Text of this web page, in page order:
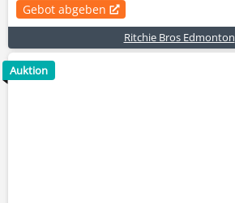
Gebot abgeben
Ritchie Bros Edmonton
Auktion